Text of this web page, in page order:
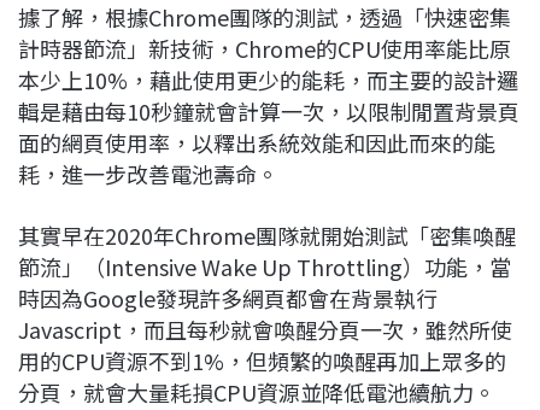
據了解，根據Chrome團隊的測試，透過「快速密集
計時器節流」新技術，Chrome的CPU使用率能比原
本少上10%，藉此使用更少的能耗，而主要的設計邏
輯是藉由每10秒鐘就會計算一次，以限制閒置背景頁
面的網頁使用率，以釋出系統效能和因此而來的能
耗，進一步改善電池壽命。
其實早在2020年Chrome團隊就開始測試「密集喚醒
節流」（Intensive Wake Up Throttling）功能，當
時因為Google發現許多網頁都會在背景執行
Javascript，而且每秒就會喚醒分頁一次，雖然所使
用的CPU資源不到1%，但頻繁的喚醒再加上眾多的
分頁，就會大量耗損CPU資源並降低電池續航力。